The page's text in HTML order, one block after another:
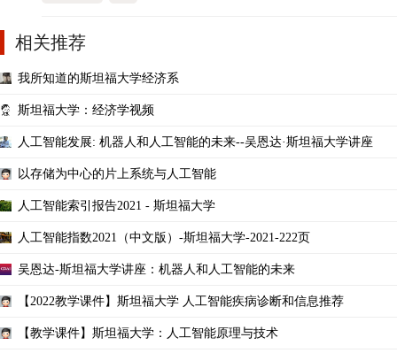
相关推荐
我所知道的斯坦福大学经济系
斯坦福大学：经济学视频
人工智能发展: 机器人和人工智能的未来--吴恩达·斯坦福大学讲座
以存储为中心的片上系统与人工智能
人工智能索引报告2021 - 斯坦福大学
人工智能指数2021（中文版）-斯坦福大学-2021-222页
吴恩达-斯坦福大学讲座：机器人和人工智能的未来
【2022教学课件】斯坦福大学 人工智能疾病诊断和信息推荐
【教学课件】斯坦福大学：人工智能原理与技术